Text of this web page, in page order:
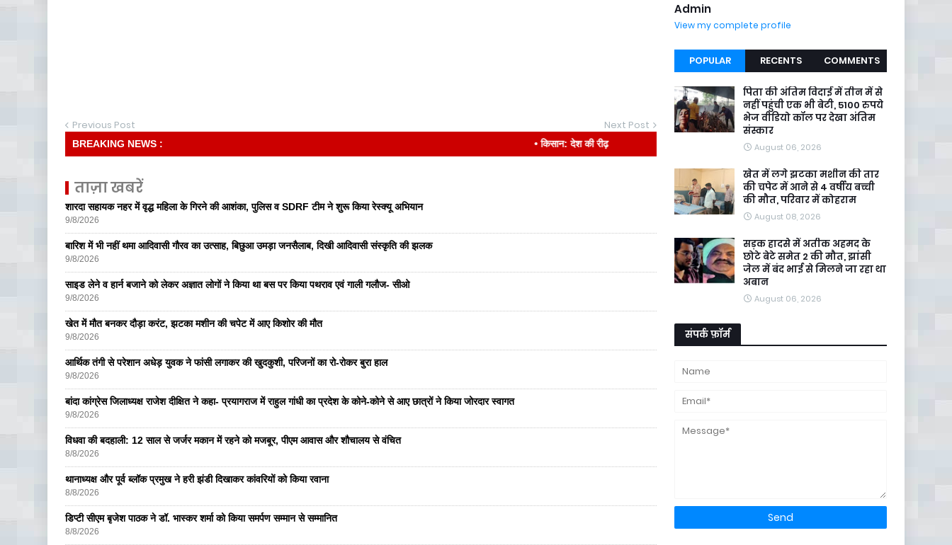
Previous Post Next Post
BREAKING NEWS : • किसान: देश की रीढ़
ताज़ा खबरें
शारदा सहायक नहर में वृद्ध महिला के गिरने की आशंका, पुलिस व SDRF टीम ने शुरू किया रेस्क्यू अभियान
9/8/2026
बारिश में भी नहीं थमा आदिवासी गौरव का उत्साह, बिछुआ उमड़ा जनसैलाब, दिखी आदिवासी संस्कृति की झलक
9/8/2026
साइड लेने व हार्न बजाने को लेकर अज्ञात लोगों ने किया था बस पर किया पथराव एवं गाली गलौज- सीओ
9/8/2026
खेत में मौत बनकर दौड़ा करंट, झटका मशीन की चपेट में आए किशोर की मौत
9/8/2026
आर्थिक तंगी से परेशान अधेड़ युवक ने फांसी लगाकर की खुदकुशी, परिजनों का रो-रोकर बुरा हाल
9/8/2026
बांदा कांग्रेस जिलाध्यक्ष राजेश दीक्षित ने कहा- प्रयागराज में राहुल गांधी का प्रदेश के कोने-कोने से आए छात्रों ने किया जोरदार स्वागत
9/8/2026
विधवा की बदहाली: 12 साल से जर्जर मकान में रहने को मजबूर, पीएम आवास और शौचालय से वंचित
8/8/2026
थानाध्यक्ष और पूर्व ब्लॉक प्रमुख ने हरी झंडी दिखाकर कांवरियों को किया रवाना
8/8/2026
डिप्टी सीएम बृजेश पाठक ने डॉ. भास्कर शर्मा को किया समर्पण सम्मान से सम्मानित
8/8/2026
Admin
View my complete profile
POPULAR RECENTS COMMENTS
पिता की अंतिम विदाई में तीन में से
नहीं पहुंची एक भी बेटी, 5100 रुपये
भेज वीडियो कॉल पर देखा अंतिम
संस्कार
August 06, 2026
खेत में लगे झटका मशीन की तार
की चपेट में आने से 4 वर्षीय बच्ची
की मौत, परिवार में कोहराम
August 08, 2026
सड़क हादसे में अतीक अहमद के
छोटे बेटे समेत 2 की मौत, झांसी
जेल में बंद भाई से मिलने जा रहा था
अबान
August 06, 2026
संपर्क फ़ॉर्म